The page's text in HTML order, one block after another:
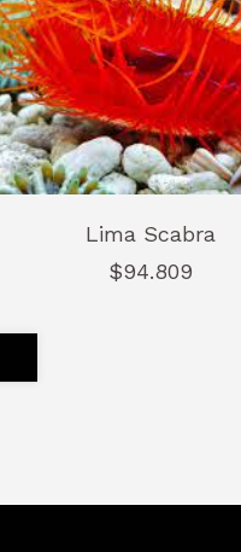
Lima Scabra
$94.809